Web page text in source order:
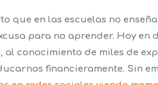
que en las escuelas no
para no aprender. Hoy en
conocimiento de miles de
financieramente. Sin